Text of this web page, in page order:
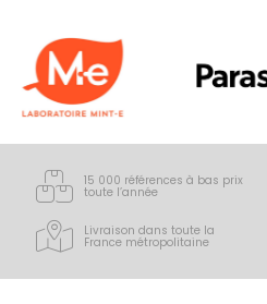
15 000 références à bas prix
toute l’année
Livraison dans toute la
France métropolitaine